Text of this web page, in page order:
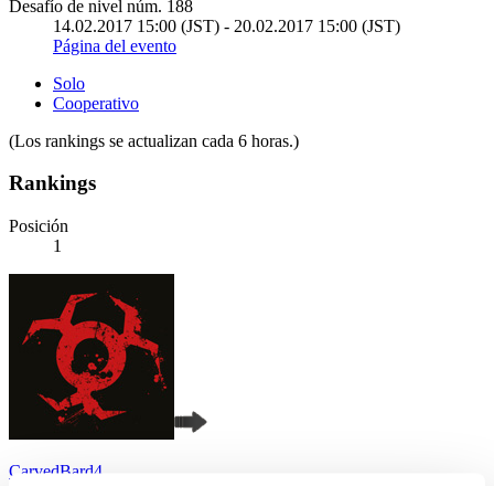
Desafío de nivel núm. 188
14.02.2017 15:00 (JST) - 20.02.2017 15:00 (JST)
Página del evento
Solo
Cooperativo
(Los rankings se actualizan cada 6 horas.)
Rankings
Posición
1
CarvedBard4